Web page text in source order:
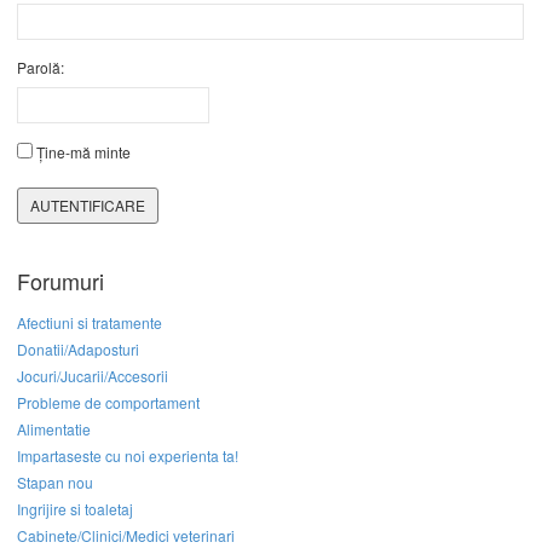
Parolă:
Ține-mă minte
AUTENTIFICARE
Forumuri
Afectiuni si tratamente
Donatii/Adaposturi
Jocuri/Jucarii/Accesorii
Probleme de comportament
Alimentatie
Impartaseste cu noi experienta ta!
Stapan nou
Ingrijire si toaletaj
Cabinete/Clinici/Medici veterinari